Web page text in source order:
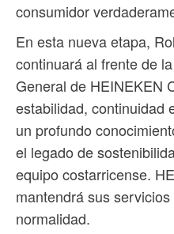
consumidor
En esta nueva etapa,
continuará al frente de
General de HEINEKEN
estabilidad, continuidad
un profundo
el legado de
equipo costarricense.
mantendrá sus
normalidad.